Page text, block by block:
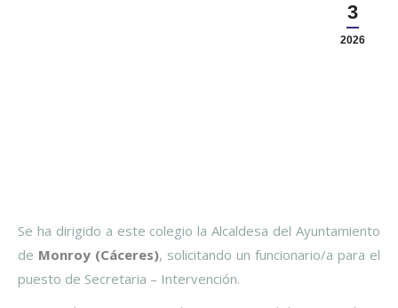
3
2026
Se ha dirigido a este colegio la Alcaldesa del Ayuntamiento
de Monroy (Cáceres), solicitando un funcionario/a para el
puesto de Secretaria – Intervención.